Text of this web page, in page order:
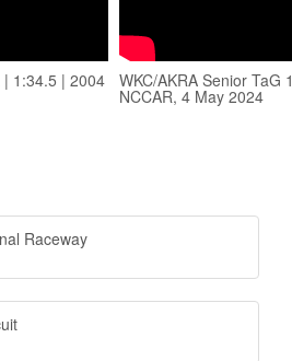
| 1:34.5 | 2004 WKC/AKRA Senior TaG
NCCAR, 4 May 2024
Raceway